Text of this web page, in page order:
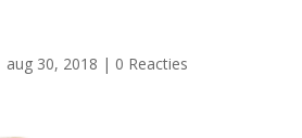
aug 30, 2018 | 0 Reacties